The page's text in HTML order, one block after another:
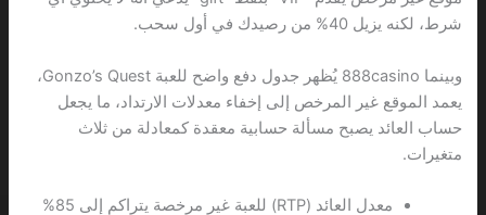
شرط، لكنه يزيل 40% من رصيدك في أول سحب.
وبينما 888casino يُظهر جدول دفع واضح للعبة Gonzo’s Quest،
يعمد الموقع غير المرخص إلى إخفاء معدلات الارتداد، ما يجعل
حساب العائد يصبح مسألة حسابية معقدة كمعادلة من ثلاث
متغيرات.
معدل العائد (RTP) للعبة غير مرخصة يتراكم إلى 85%